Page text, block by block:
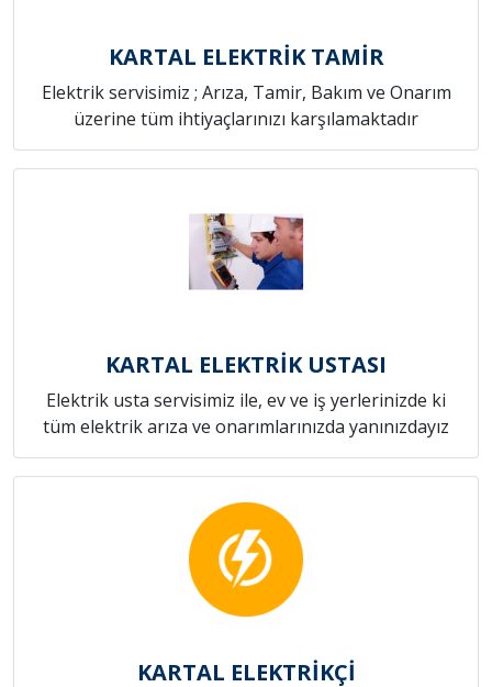
KARTAL ELEKTRİK TAMİR
Elektrik servisimiz ; Arıza, Tamir, Bakım ve Onarım
üzerine tüm ihtiyaçlarınızı karşılamaktadır
KARTAL ELEKTRİK USTASI
Elektrik usta servisimiz ile, ev ve iş yerlerinizde ki
tüm elektrik arıza ve onarımlarınızda yanınızdayız
KARTAL ELEKTRİKÇİ